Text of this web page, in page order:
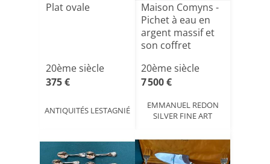
Plat ovale
20ème siècle
375 €
ANTIQUITÉS LESTAGNIÉ
Maison Comyns -
Pichet à eau en
argent massif et
son coffret
20ème siècle
7 500 €
EMMANUEL REDON
SILVER FINE ART